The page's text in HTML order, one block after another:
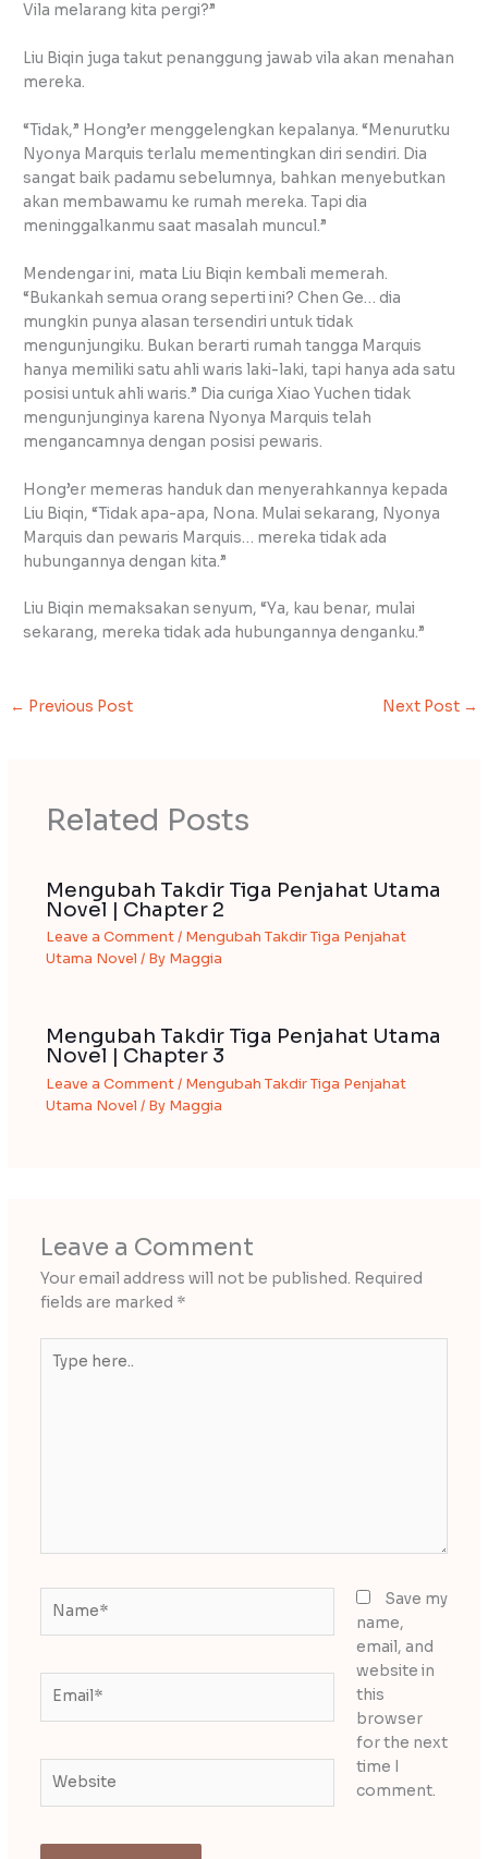
Vila melarang kita pergi?”
Liu Biqin juga takut penanggung jawab vila akan menahan
mereka.
“Tidak,” Hong’er menggelengkan kepalanya. “Menurutku
Nyonya Marquis terlalu mementingkan diri sendiri. Dia
sangat baik padamu sebelumnya, bahkan menyebutkan
akan membawamu ke rumah mereka. Tapi dia
meninggalkanmu saat masalah muncul.”
Mendengar ini, mata Liu Biqin kembali memerah.
“Bukankah semua orang seperti ini? Chen Ge… dia
mungkin punya alasan tersendiri untuk tidak
mengunjungiku. Bukan berarti rumah tangga Marquis
hanya memiliki satu ahli waris laki-laki, tapi hanya ada satu
posisi untuk ahli waris.” Dia curiga Xiao Yuchen tidak
mengunjunginya karena Nyonya Marquis telah
mengancamnya dengan posisi pewaris.
Hong’er memeras handuk dan menyerahkannya kepada
Liu Biqin, “Tidak apa-apa, Nona. Mulai sekarang, Nyonya
Marquis dan pewaris Marquis… mereka tidak ada
hubungannya dengan kita.”
Liu Biqin memaksakan senyum, “Ya, kau benar, mulai
sekarang, mereka tidak ada hubungannya denganku.”
← Previous Post Next Post →
Related Posts
Mengubah Takdir Tiga Penjahat Utama
Novel | Chapter 2
Leave a Comment / Mengubah Takdir Tiga Penjahat
Utama Novel / By Maggia
Mengubah Takdir Tiga Penjahat Utama
Novel | Chapter 3
Leave a Comment / Mengubah Takdir Tiga Penjahat
Utama Novel / By Maggia
Leave a Comment
Your email address will not be published. Required
fields are marked *
here..
Save my
name,
email, and
website in
this
browser
for the next
time I
comment.